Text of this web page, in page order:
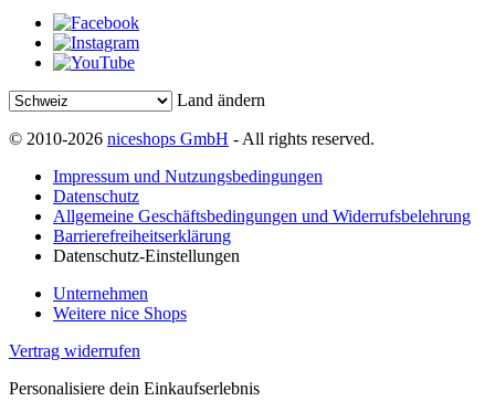
Land ändern
© 2010-2026 niceshops GmbH - All rights reserved.
Impressum und Nutzungsbedingungen
Datenschutz
Allgemeine Geschäftsbedingungen und Widerrufsbelehrung
Barrierefreiheitserklärung
Datenschutz-Einstellungen
Unternehmen
Weitere nice Shops
Vertrag widerrufen
Personalisiere dein Einkaufserlebnis